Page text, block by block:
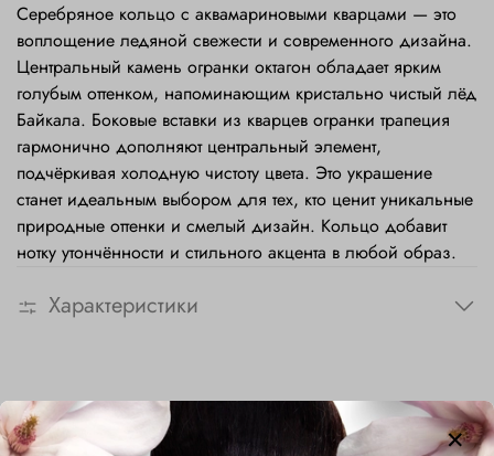
Серебряное кольцо с аквамариновыми кварцами — это
воплощение ледяной свежести и современного дизайна.
Центральный камень огранки октагон обладает ярким
голубым оттенком, напоминающим кристально чистый лёд
Байкала. Боковые вставки из кварцев огранки трапеция
гармонично дополняют центральный элемент,
подчёркивая холодную чистоту цвета. Это украшение
станет идеальным выбором для тех, кто ценит уникальные
природные оттенки и смелый дизайн. Кольцо добавит
нотку утончённости и стильного акцента в любой образ.
Характеристики